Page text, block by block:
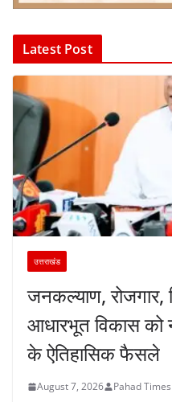
Latest Post
उत्तराखंड
जनकल्याण, रोजगार,
आधारभूत विकास को
के ऐतिहासिक फैसले
August 7, 2026 Pahad Times